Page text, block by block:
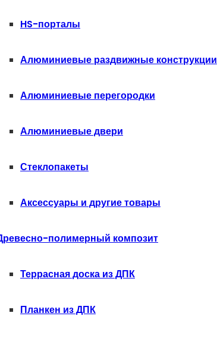
HS-порталы
Алюминиевые раздвижные конструкции
Алюминиевые перегородки
Алюминиевые двери
Стеклопакеты
Аксессуары и другие товары
полимерный композит
Террасная доска из ДПК
Планкен из ДПК
хара:2 года
Глянцевая
вид:
Zn 60-100
Полиэфир
Россия
25